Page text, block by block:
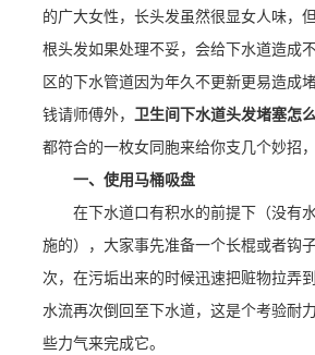
的广大女性，长头发虽然很显女人味，
根头发如果处理不妥，会给下水道造成
区的下水管道因为年久不更新更易造成
钱请师傅外， 卫生间下水道头发堵塞怎
都符合的一枚女同胞来给你支几个妙招，
一、使用马桶吸盘
在下水道口有积水的前提下（没有
施的），大家事先准备一个长棍或者钩
次，在污垢出来的时候迅速把赃物拉弄
水流再次倒回至下水道，这是个考验耐
些力气来完成它。